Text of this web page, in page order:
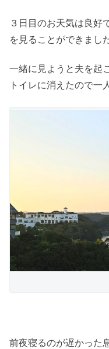
３日目のお天気は良好
を見ることができまし
一緒に見ようと夫を起
トイレに消えたので一
前夜寝るのが遅かった